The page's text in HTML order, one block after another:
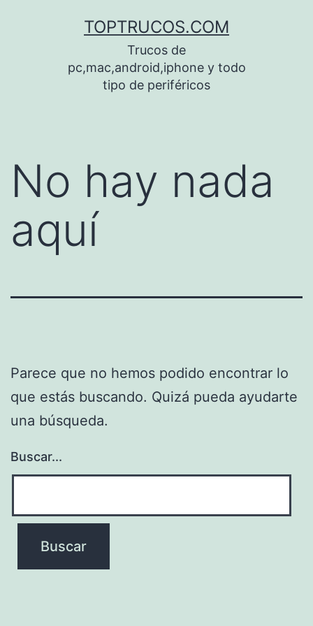
TOPTRUCOS.COM
Trucos de
pc,mac,android,iphone y todo
tipo de periféricos
No hay nada
aquí
Parece que no hemos podido encontrar lo
que estás buscando. Quizá pueda ayudarte
una búsqueda.
Buscar...